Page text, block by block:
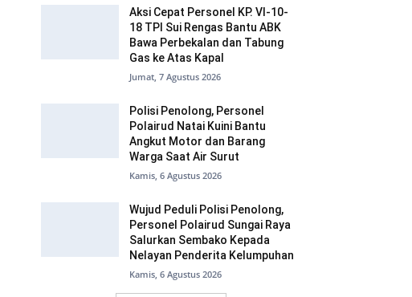
Aksi Cepat Personel KP. VI-10-
18 TPI Sui Rengas Bantu ABK
Bawa Perbekalan dan Tabung
Gas ke Atas Kapal
Jumat, 7 Agustus 2026
Polisi Penolong, Personel
Polairud Natai Kuini Bantu
Angkut Motor dan Barang
Warga Saat Air Surut
Kamis, 6 Agustus 2026
Wujud Peduli Polisi Penolong,
Personel Polairud Sungai Raya
Salurkan Sembako Kepada
Nelayan Penderita Kelumpuhan
Kamis, 6 Agustus 2026